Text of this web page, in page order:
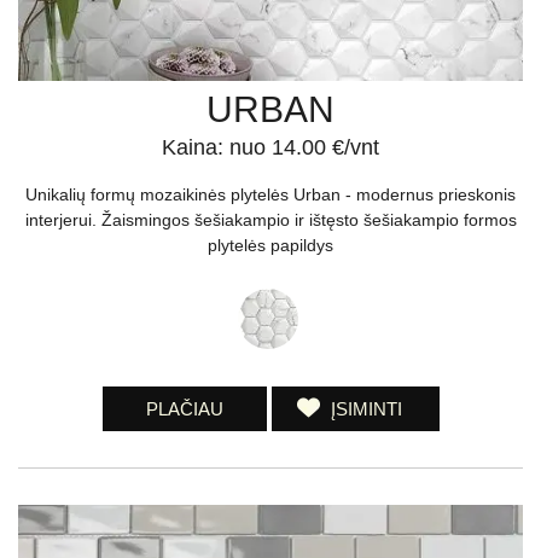
URBAN
Kaina: nuo 14.00 €/vnt
Unikalių formų mozaikinės plytelės Urban - modernus prieskonis
interjerui. Žaismingos šešiakampio ir ištęsto šešiakampio formos
plytelės papildys
PLAČIAU ĮSIMINTI